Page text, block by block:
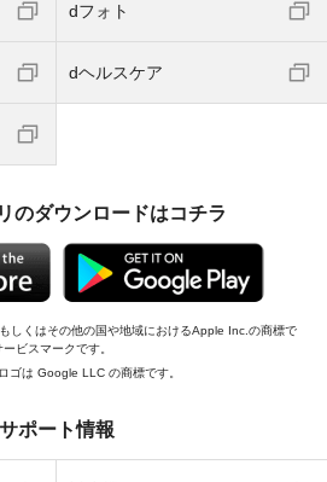
dフォト
dヘルスケア
のダウンロードはコチラ
しくはその他の国や地域におけるApple Inc.の商標で
ビスマークです。
は Google LLC の商標です。
サポート情報